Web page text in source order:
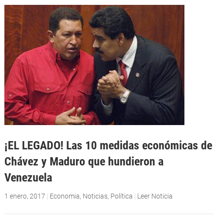
¡EL LEGADO! Las 10 medidas económicas de
Chávez y Maduro que hundieron a
Venezuela
1 enero, 2017 | Economia, Noticias, Política | Leer Noticia